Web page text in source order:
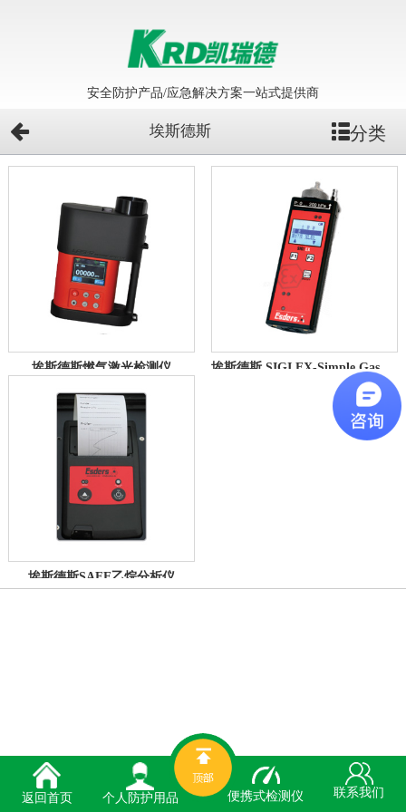
安全防护产品/应急解决方案一站式提供商
埃斯德斯 分类
埃斯德斯燃气激光检测仪
埃斯德斯SAFE乙烷分析仪
返回首页 个人防护用品 便携式检测仪 联系我们